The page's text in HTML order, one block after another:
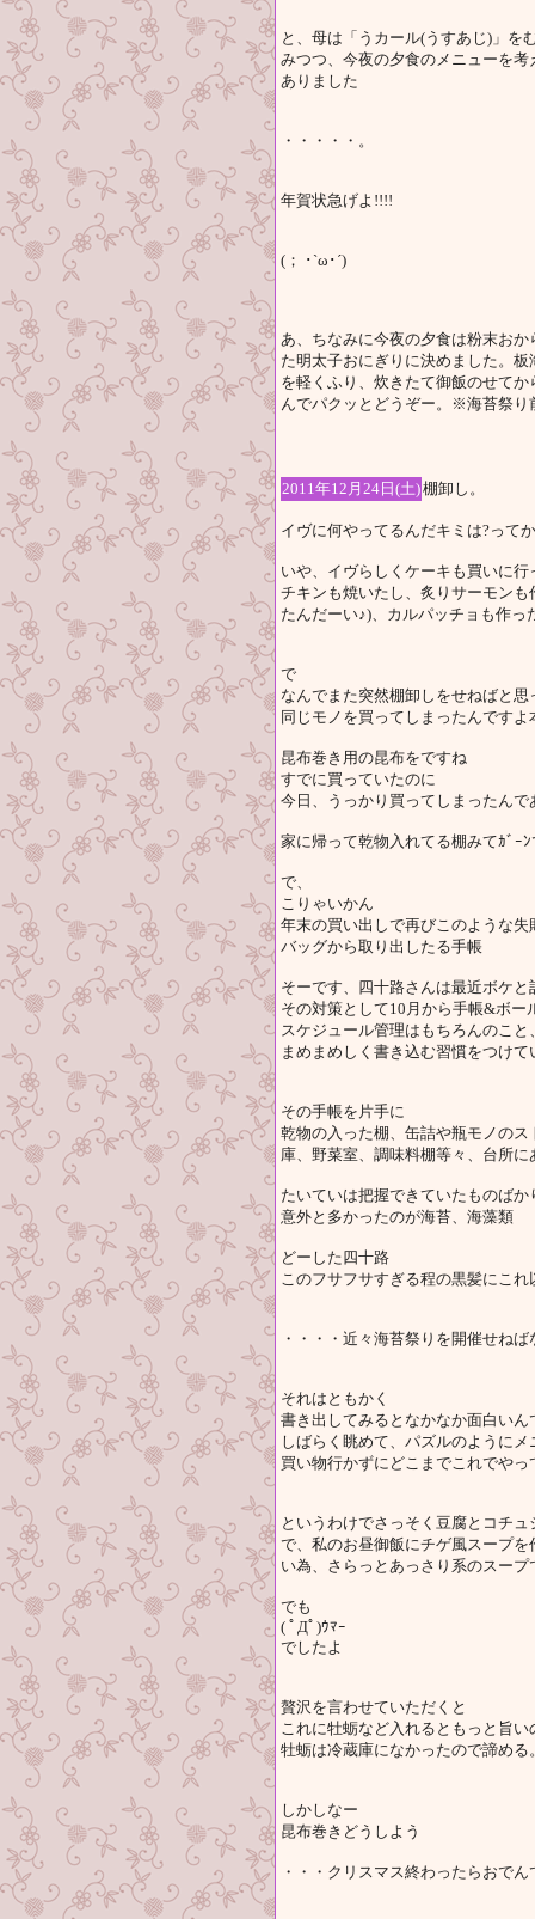
と、母は「うカール(うすあじ)」を
みつつ、今夜の夕食のメニューを
ありました
・・・・・。
年賀状急げよ!!!!
(； ･`ω･´)
あ、ちなみに今夜の夕食は粉末お
た明太子おにぎりに決めました。
を軽くふり、炊きたて御飯のせて
んでパクッとどうぞー。※海苔祭り
2011年12月24日(土)棚卸し。
イヴに何やってるんだキミは?ってか
いや、イヴらしくケーキも買いに行
チキンも焼いたし、炙りサーモン
たんだーい♪)、カルパッチョも作っ
で
なんでまた突然棚卸しをせねばと思
同じモノを買ってしまったんですよ
昆布巻き用の昆布をですね
すでに買っていたのに
今日、うっかり買ってしまったんで
家に帰って乾物入れてる棚みてｶﾞｰ
で、
こりゃいかん
年末の買い出しで再びこのような
バッグから取り出したる手帳
そーです、四十路さんは最近ボケ
その対策として10月から手帳&ボー
スケジュール管理はもちろんのこ
まめまめしく書き込む習慣をつけ
その手帳を片手に
乾物の入った棚、缶詰や瓶モノの
庫、野菜室、調味料棚等々、台所
たいていは把握できていたものばか
意外と多かったのが海苔、海藻類
どーした四十路
このフサフサすぎる程の黒髪にこ
・・・・近々海苔祭りを開催せねば
それはともかく
書き出してみるとなかなか面白いん
しばらく眺めて、パズルのように
買い物行かずにどこまでこれでや
というわけでさっそく豆腐とコチ
で、私のお昼御飯にチゲ風スープ
い為、さらっとあっさり系のスープ
でも
( ﾟДﾟ)ｳﾏｰ
でしたよ
贅沢を言わせていただくと
これに牡蛎など入れるともっと旨い
牡蛎は冷蔵庫になかったので諦める
しかしなー
昆布巻きどうしよう
・・・クリスマス終わったらおで